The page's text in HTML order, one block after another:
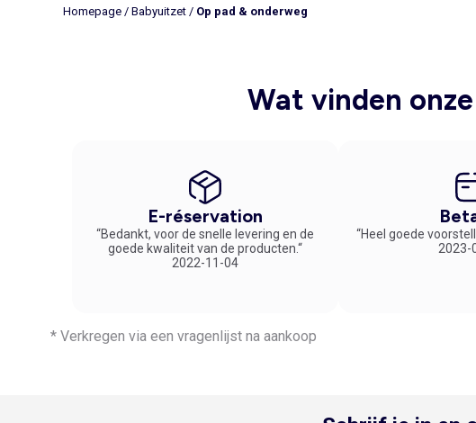
Homepage / Babyuitzet / Op pad & onderweg
Wat vinden
E-réservation
“Bedankt, voor de snelle levering en de
goede kwaliteit van de producten.“
2022-11-04
“Heel goede
2023-
* Verkregen via een vragenlijst na aankoop